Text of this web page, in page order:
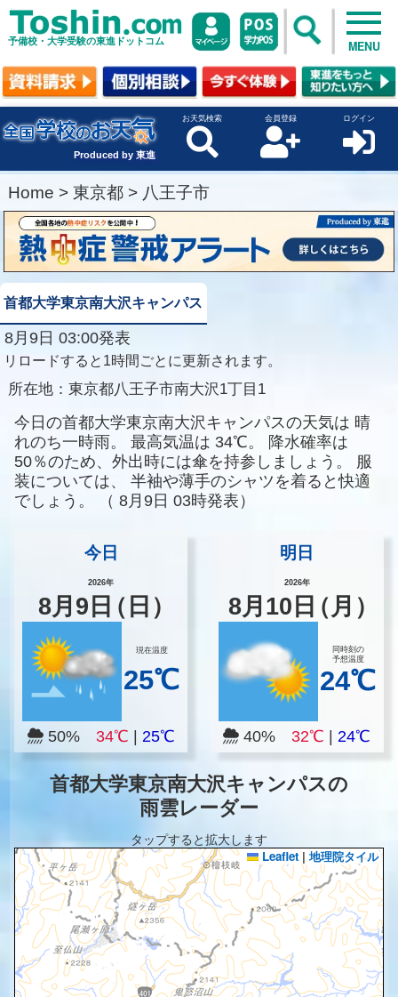
予備校・大学受験の東進ドットコム MENU
Produced by 東進
お天気検索 会員登録 ログイン
Home > 東京都 > 八王子市
首都大学東京南大沢キャンパス
8月9日 03:00発表
リロードすると1時間ごとに更新されます。
所在地： 東京都八王子市南大沢1丁目1
今日の首都大学東京南大沢キャンパスの天気は 晴
れのち一時雨。
最高気温は 34℃。
降水確率は
50％のため、外出時には傘を持参しましょう。
服
装については、
半袖や薄手のシャツを着ると快適
でしょう。
（ 8月9日 03時発表）
今日
2026年
8月 9 日（日）
現在温度
25℃
50% 34℃ 25℃
明日
2026年
8月 10 日（月）
同時刻の
予想温度
24℃
40% 32℃ |24℃
首都大学東京南大沢キャンパスの
雨雲レーダー
タップすると拡大します
Leaflet | 地理院タイル